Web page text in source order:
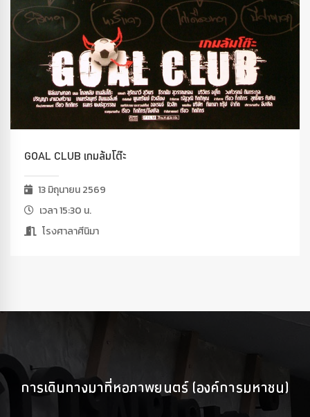
GOAL CLUB เกมล้มโต๊ะ
13 มิถุนายน 2569
เวลา 15:30 น.
โรงศาลาศีนิมา
การเดินทางมาที่หอภาพยนตร์ (องค์การมหาชน)